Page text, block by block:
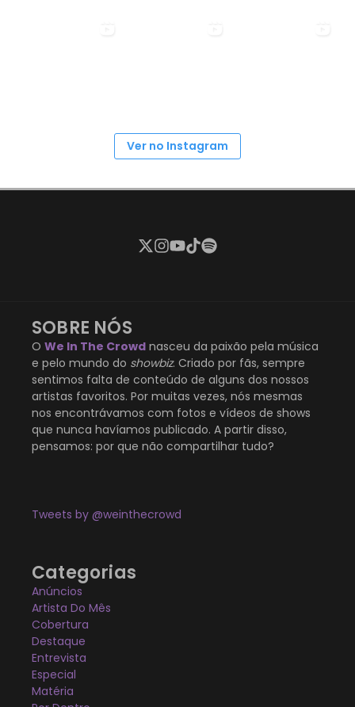
Ver no Instagram
SOBRE NÓS
O We In The Crowd nasceu da paixão pela música
e pelo mundo do showbiz. Criado por fãs, sempre
sentimos falta de conteúdo de alguns dos nossos
artistas favoritos. Por muitas vezes, nós mesmas
nos encontrávamos com fotos e vídeos de shows
que nunca havíamos publicado. A partir disso,
pensamos: por que não compartilhar tudo?
Tweets by @weinthecrowd
Categorias
Anúncios
Artista Do Mês
Cobertura
Destaque
Entrevista
Especial
Matéria